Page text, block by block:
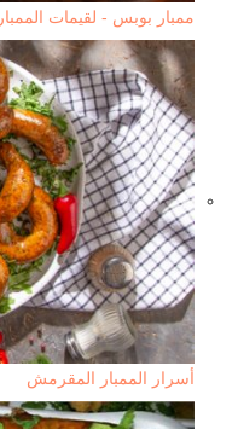
ممبار بوبس - لقيمات الممبار
أسرار الممبار المقرمش